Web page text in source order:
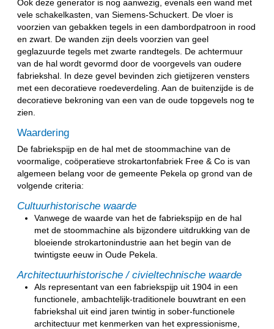
Ook deze generator is nog aanwezig, evenals een wand met
vele schakelkasten, van Siemens-Schuckert. De vloer is
voorzien van gebakken tegels in een dambordpatroon in rood
en zwart. De wanden zijn deels voorzien van geel
geglazuurde tegels met zwarte randtegels. De achtermuur
van de hal wordt gevormd door de voorgevels van oudere
fabriekshal. In deze gevel bevinden zich gietijzeren vensters
met een decoratieve roedeverdeling. Aan de buitenzijde is de
decoratieve bekroning van een van de oude topgevels nog te
zien.
Waardering
De fabriekspijp en de hal met de stoommachine van de
voormalige, coöperatieve strokartonfabriek Free & Co is van
algemeen belang voor de gemeente Pekela op grond van de
volgende criteria:
Cultuurhistorische waarde
Vanwege de waarde van het de fabriekspijp en de hal
met de stoommachine als bijzondere uitdrukking van de
bloeiende strokartonindustrie aan het begin van de
twintigste eeuw in Oude Pekela.
Architectuurhistorische / civieltechnische waarde
Als representant van een fabriekspijp uit 1904 in een
functionele, ambachtelijk-traditionele bouwtrant en een
fabriekshal uit eind jaren twintig in sober-functionele
architectuur met kenmerken van het expressionisme,